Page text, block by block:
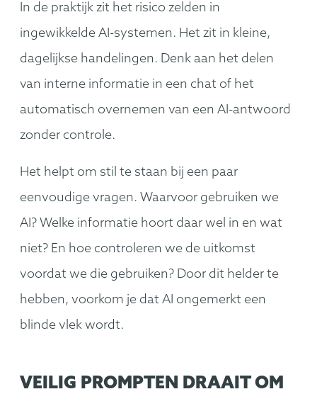
In de praktijk zit het risico zelden in
ingewikkelde AI-systemen. Het zit in kleine,
dagelijkse handelingen. Denk aan het delen
van interne informatie in een chat of het
automatisch overnemen van een AI-antwoord
zonder controle.
Het helpt om stil te staan bij een paar
eenvoudige vragen. Waarvoor gebruiken we
AI? Welke informatie hoort daar wel in en wat
niet? En hoe controleren we de uitkomst
voordat we die gebruiken? Door dit helder te
hebben, voorkom je dat AI ongemerkt een
blinde vlek wordt.
VEILIG PROMPTEN DRAAIT OM